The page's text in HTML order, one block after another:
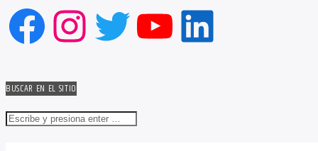
Facebook
Instagram
Twitter
YouTube
LinkedIn
BUSCAR EN EL SITIO